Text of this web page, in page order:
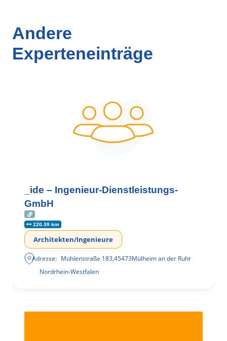
Andere
Experteneinträge
_ide – Ingenieur-Dienstleistungs-
GmbH
220.39 km
Architekten/Ingenieure
Adresse: Mühlenstraße 183,45473Mülheim an der Ruhr
Nordrhein-Westfalen